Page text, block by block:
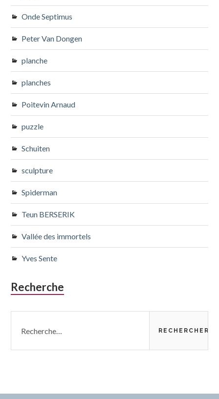
Onde Septimus
Peter Van Dongen
planche
planches
Poitevin Arnaud
puzzle
Schuiten
sculpture
Spiderman
Teun BERSERIK
Vallée des immortels
Yves Sente
Recherche